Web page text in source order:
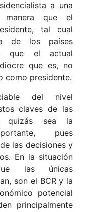
a una
manera que el
tal cual
de los países
que el actual
que es, no
como presidente.
del nivel
claves de las
quizás sea la
pues
las decisiones y
En la situación
las únicas
son el BCR y la
potencial
principalmente